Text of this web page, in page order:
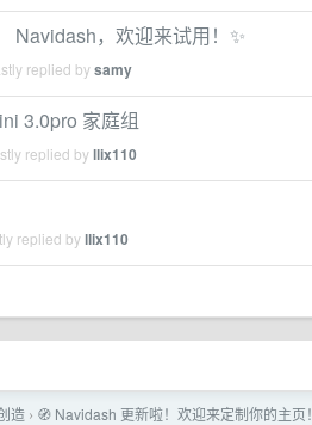
Navidash，欢迎来试用！✨
replied bysamy
3.0pro 家庭组
replied byllix110
replied byllix110
造 › 🧭 Navidash 更新啦！欢迎来定制你的主页！